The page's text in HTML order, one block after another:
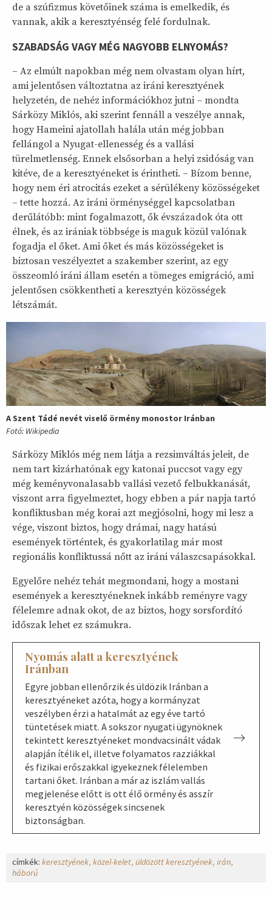
de a szúfizmus követőinek száma is emelkedik, és
vannak, akik a keresztyénség felé fordulnak.
SZABADSÁG VAGY MÉG NAGYOBB ELNYOMÁS?
– Az elmúlt napokban még nem olvastam olyan hírt,
ami jelentősen változtatna az iráni keresztyének
helyzetén, de nehéz információkhoz jutni – mondta
Sárközy Miklós, aki szerint fennáll a veszélye annak,
hogy Hameini ajatollah halála után még jobban
fellángol a Nyugat-ellenesség és a vallási
türelmetlenség. Ennek elsősorban a helyi zsidóság van
kitéve, de a keresztyéneket is érintheti. – Bízom benne,
hogy nem éri atrocitás ezeket a sérülékeny közösségeket
– tette hozzá. Az iráni örménységgel kapcsolatban
derűlátóbb: mint fogalmazott, ők évszázadok óta ott
élnek, és az irániak többsége is maguk közül valónak
fogadja el őket. Ami őket és más közösségeket is
biztosan veszélyeztet a szakember szerint, az egy
összeomló iráni állam esetén a tömeges emigráció, ami
jelentősen csökkentheti a keresztyén közösségek
létszámát.
A Szent Tádé nevét viselő örmény monostor Iránban
Fotó: Wikipedia
Sárközy Miklós még nem látja a rezsimváltás jeleit, de
nem tart kizárhatónak egy katonai puccsot vagy egy
még keményvonalasabb vallási vezető felbukkanását,
viszont arra figyelmeztet, hogy ebben a pár napja tartó
konfliktusban még korai azt megjósolni, hogy mi lesz a
vége, viszont biztos, hogy drámai, nagy hatású
események történtek, és gyakorlatilag már most
regionális konfliktussá nőtt az iráni válaszcsapásokkal.
Egyelőre nehéz tehát megmondani, hogy a mostani
események a keresztyéneknek inkább reményre vagy
félelemre adnak okot, de az biztos, hogy sorsfordító
időszak lehet ez számukra.
Nyomás alatt a keresztyének
Iránban
Egyre jobban ellenőrzik és üldözik Iránban a
keresztyéneket azóta, hogy a kormányzat
veszélyben érzi a hatalmát az egy éve tartó
tüntetések miatt. A sokszor nyugati ügynöknek
tekintett keresztyéneket mondvacsinált vádak
alapján ítélik el, illetve folyamatos razziákkal
és fizikai erőszakkal igyekeznek félelemben
tartani őket. Iránban a már az iszlám vallás
megjelenése előtt is ott élő örmény és asszír
keresztyén közösségek sincsenek
biztonságban.
címkék: keresztyének közel-kelet üldözött keresztyének irán
háború